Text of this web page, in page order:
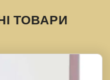
ТОВАРИ